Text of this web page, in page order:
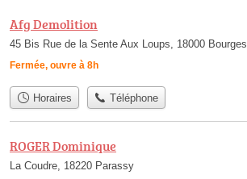
Afg Demolition
45 Bis Rue de la Sente Aux Loups, 18000 Bourges
Fermée, ouvre à 8h
Horaires Téléphone
ROGER Dominique
La Coudre, 18220 Parassy